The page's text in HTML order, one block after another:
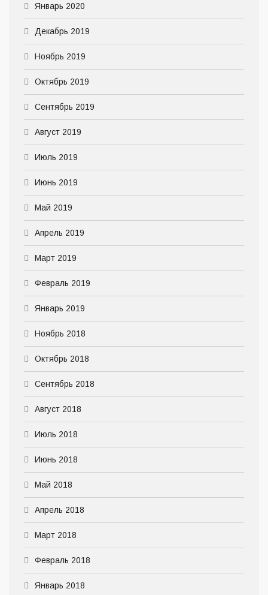
Январь 2020
Декабрь 2019
Ноябрь 2019
Октябрь 2019
Сентябрь 2019
Август 2019
Июль 2019
Июнь 2019
Май 2019
Апрель 2019
Март 2019
Февраль 2019
Январь 2019
Ноябрь 2018
Октябрь 2018
Сентябрь 2018
Август 2018
Июль 2018
Июнь 2018
Май 2018
Апрель 2018
Март 2018
Февраль 2018
Январь 2018